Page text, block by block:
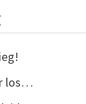
los…